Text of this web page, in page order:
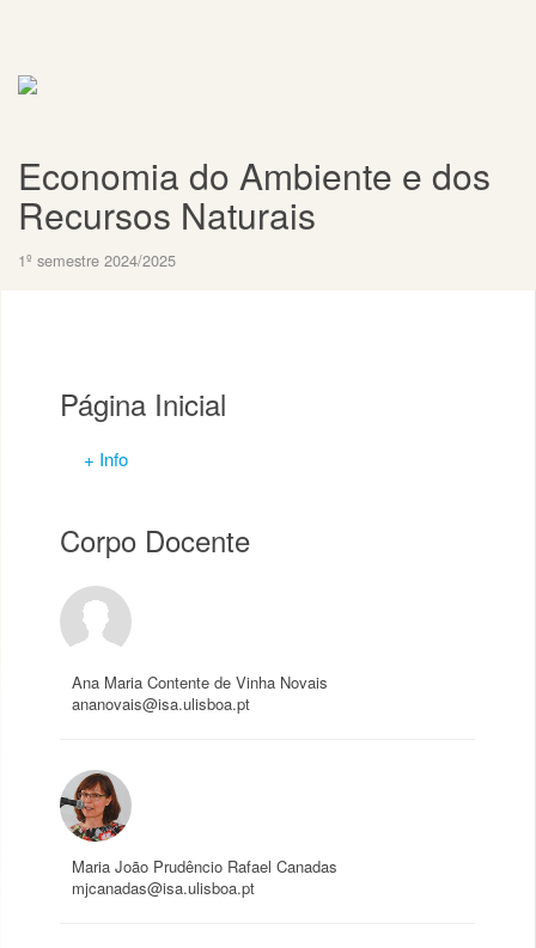
Economia do Ambiente e dos
Recursos Naturais
1º semestre 2024/2025
Página Inicial
+ Info
Corpo Docente
Ana Maria Contente de Vinha Novais
ananovais@isa.ulisboa.pt
Maria João Prudêncio Rafael Canadas
mjcanadas@isa.ulisboa.pt